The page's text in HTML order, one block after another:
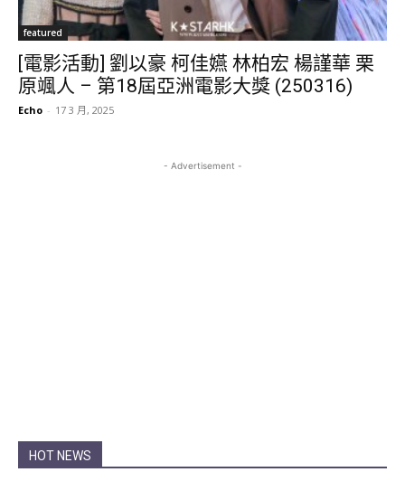
featured
[電影活動] 劉以豪 柯佳嬿 林柏宏 楊謹華 栗
原颯人 – 第18屆亞洲電影大獎 (250316)
Echo - 17 3 月, 2025
- Advertisement -
HOT NEWS